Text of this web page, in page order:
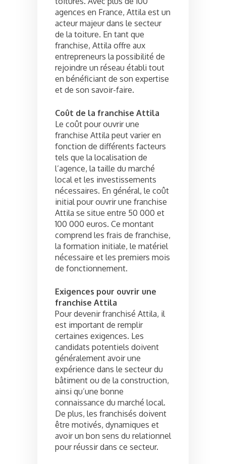
agences en France, Attila est un
acteur majeur dans le secteur
de la toiture. En tant que
franchise, Attila offre aux
entrepreneurs la possibilité de
rejoindre un réseau établi tout
en bénéficiant de son expertise
et de son savoir-faire.
Coût de la franchise Attila
Le coût pour ouvrir une
franchise Attila peut varier en
fonction de différents facteurs
tels que la localisation de
l’agence, la taille du marché
local et les investissements
nécessaires. En général, le coût
initial pour ouvrir une franchise
Attila se situe entre 50 000 et
100 000 euros. Ce montant
comprend les frais de franchise,
la formation initiale, le matériel
nécessaire et les premiers mois
de fonctionnement.
Exigences pour ouvrir une
franchise Attila
Pour devenir franchisé Attila, il
est important de remplir
certaines exigences. Les
candidats potentiels doivent
généralement avoir une
expérience dans le secteur du
bâtiment ou de la construction,
ainsi qu’une bonne
connaissance du marché local.
De plus, les franchisés doivent
être motivés, dynamiques et
avoir un bon sens du relationnel
pour réussir dans ce secteur.